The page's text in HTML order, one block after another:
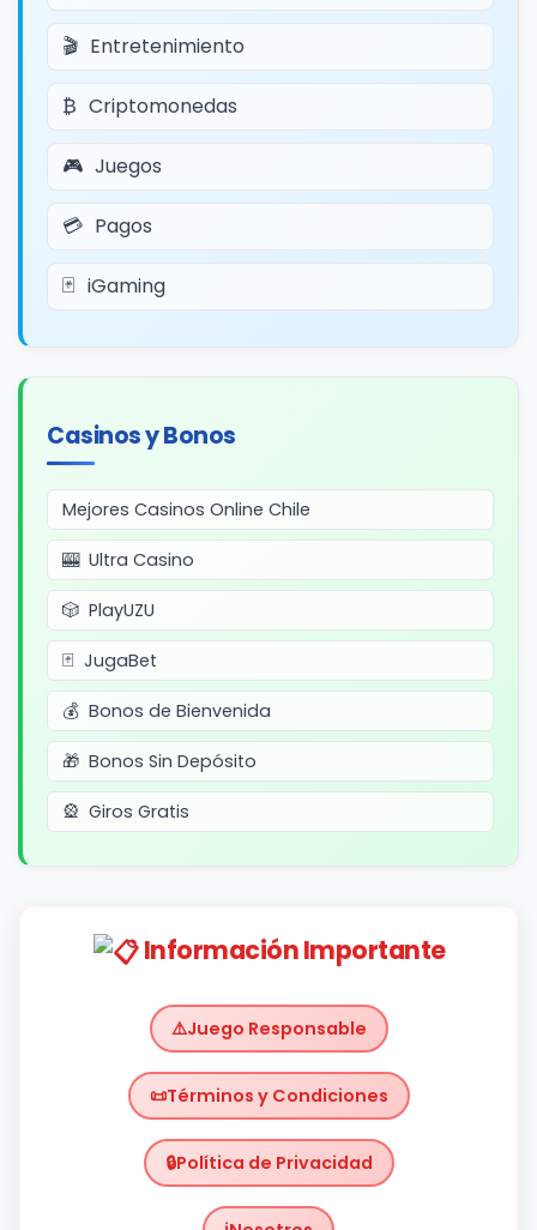
Entretenimiento
Criptomonedas
Juegos
Pagos
iGaming
Casinos y Bonos
Mejores Casinos Online Chile
Ultra Casino
PlayUZU
JugaBet
Bonos de Bienvenida
Bonos Sin Depósito
Giros Gratis
Información Importante
Juego Responsable
Términos y Condiciones
Política de Privacidad